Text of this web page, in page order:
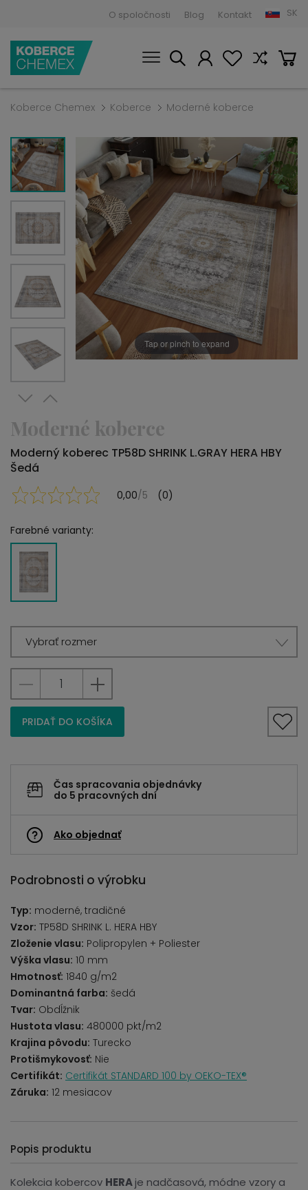
O spoločnosti Blog Kontakt SK
Koberce Chemex Koberce Moderné koberce
Tap or pinch to expand
Moderné koberce
Moderný koberec TP58D SHRINK L.GRAY HERA HBY
Šedá
0,00/5 (0)
Farebné varianty:
Vybrať rozmer
PRIDAŤ DO KOŠÍKA
Čas spracovania objednávky
do 5 pracovných dní
Ako objednať
Podrobnosti o výrobku
Typ: moderné, tradičné
Vzor: TP58D SHRINK L. HERA HBY
Zloženie vlasu: Polipropylen + Poliester
Výška vlasu: 10 mm
Hmotnosť: 1840 g/m2
Dominantná farba: šedá
Tvar: Obdĺžnik
Hustota vlasu: 480000 pkt/m2
Krajina pôvodu: Turecko
Protišmykovosť: Nie
Certifikát: Certifikát STANDARD 100 by OEKO-TEX®
Záruka: 12 mesiacov
Popis produktu
Kolekcia kobercov HERAje nadčasová, módne vzory a